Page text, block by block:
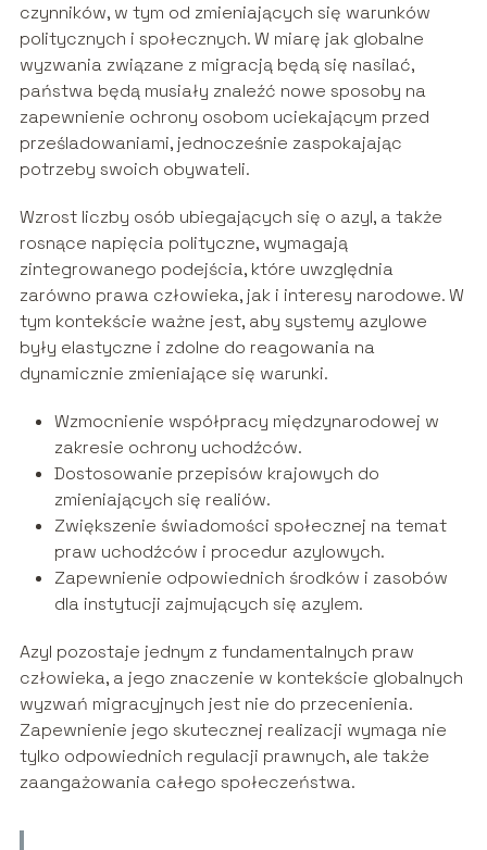
czynników, w tym od zmieniających się warunków
politycznych i społecznych. W miarę jak globalne
wyzwania związane z migracją będą się nasilać,
państwa będą musiały znaleźć nowe sposoby na
zapewnienie ochrony osobom uciekającym przed
prześladowaniami, jednocześnie zaspokajając
potrzeby swoich obywateli.
Wzrost liczby osób ubiegających się o azyl, a także
rosnące napięcia polityczne, wymagają
zintegrowanego podejścia, które uwzględnia
zarówno prawa człowieka, jak i interesy narodowe. W
tym kontekście ważne jest, aby systemy azylowe
były elastyczne i zdolne do reagowania na
dynamicznie zmieniające się warunki.
Wzmocnienie współpracy międzynarodowej w
zakresie ochrony uchodźców.
Dostosowanie przepisów krajowych do
zmieniających się realiów.
Zwiększenie świadomości społecznej na temat
praw uchodźców i procedur azylowych.
Zapewnienie odpowiednich środków i zasobów
dla instytucji zajmujących się azylem.
Azyl pozostaje jednym z fundamentalnych praw
człowieka, a jego znaczenie w kontekście globalnych
wyzwań migracyjnych jest nie do przecenienia.
Zapewnienie jego skutecznej realizacji wymaga nie
tylko odpowiednich regulacji prawnych, ale także
zaangażowania całego społeczeństwa.